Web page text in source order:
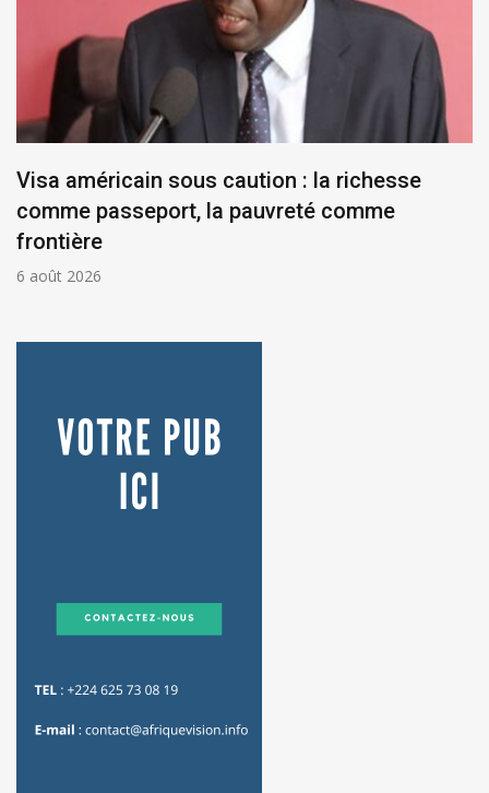
Visa américain sous caution : la richesse
comme passeport, la pauvreté comme
frontière
6 août 2026